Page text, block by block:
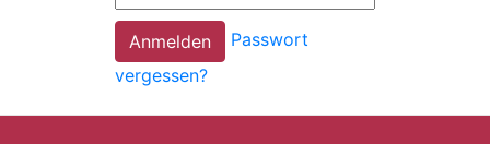
E-
Passwort
vergessen?